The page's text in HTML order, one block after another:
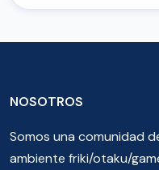
NOSOTROS
Somos una comunidad
ambiente friki/otaku/